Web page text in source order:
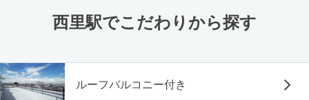
西里駅でこだわりから探す
ルーフバルコニー付き